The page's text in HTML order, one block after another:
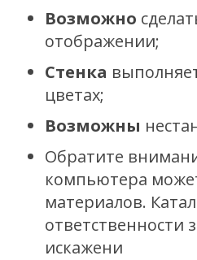
Возможно
отображении;
Стенка
цветах;
Возможны
Обратите
компьютера
материалов.
ответственности
искажени